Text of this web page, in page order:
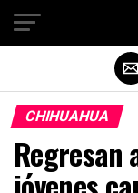
CHIHUAHUA
Regresan